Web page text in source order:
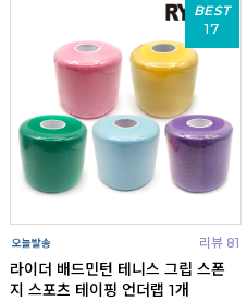
BEST
17
리뷰 81
라이더 배드민턴 테니스 그립 스폰
지 스포츠 테이핑 언더랩 1개